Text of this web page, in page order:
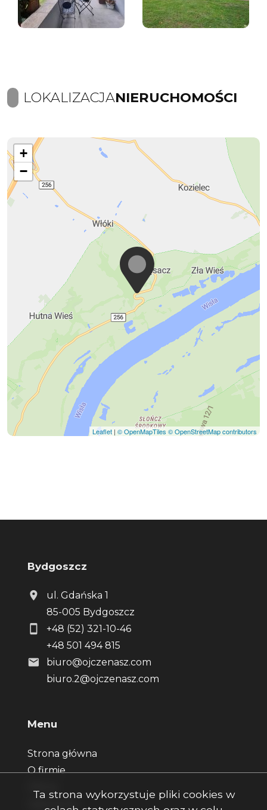
LOKALIZACJANIERUCHOMOŚCI
+
−
Leaflet | © OpenMapTiles © OpenStreetMap contributors
Bydgoszcz
ul. Gdańska 1
85-005 Bydgoszcz
+48 (52) 321-10-46
+48 501 494 815
biuro@ojczenasz.com
biuro.2@ojczenasz.com
Menu
Strona główna
O firmie
Zgłoszenia
Ta strona wykorzystuje pliki cookies w